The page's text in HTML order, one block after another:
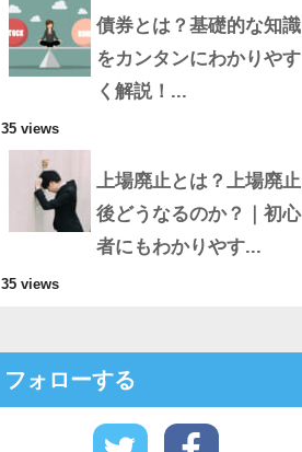
債券とは？基礎的な知識
をカンタンにわかりやす
く解説！...
35 views
上場廃止とは？上場廃止
後どうなるのか？｜初心
者にもわかりやす...
35 views
フォローする